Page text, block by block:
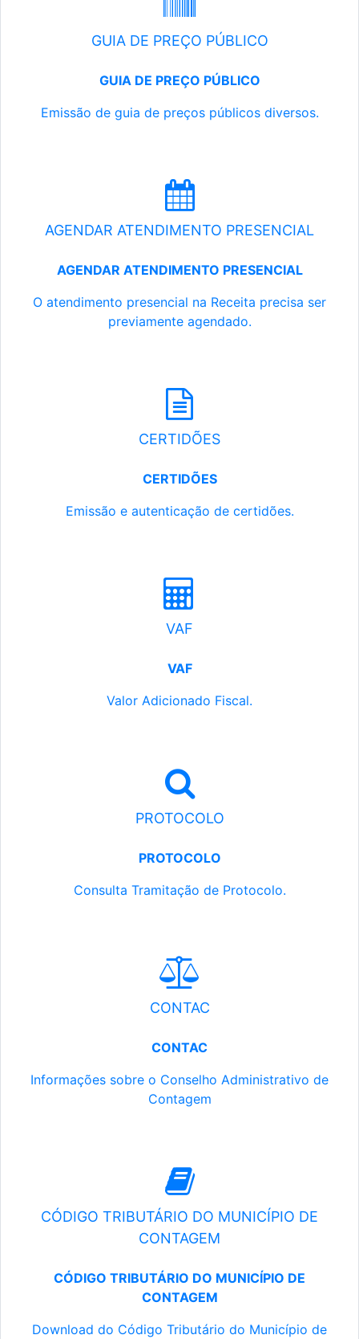
GUIA DE PREÇO PÚBLICO
GUIA DE PREÇO PÚBLICO
Emissão de guia de preços públicos diversos.
AGENDAR ATENDIMENTO PRESENCIAL
AGENDAR ATENDIMENTO PRESENCIAL
O atendimento presencial na Receita precisa ser
previamente agendado.
CERTIDÕES
CERTIDÕES
Emissão e autenticação de certidões.
VAF
VAF
Valor Adicionado Fiscal.
PROTOCOLO
PROTOCOLO
Consulta Tramitação de Protocolo.
CONTAC
CONTAC
Informações sobre o Conselho Administrativo de
Contagem
CÓDIGO TRIBUTÁRIO DO MUNICÍPIO DE
CONTAGEM
CÓDIGO TRIBUTÁRIO DO MUNICÍPIO DE
CONTAGEM
Download do Código Tributário do Município de